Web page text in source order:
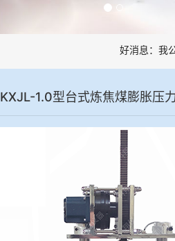
好消息：我公
KXJL-1.0型台式炼焦煤膨胀压